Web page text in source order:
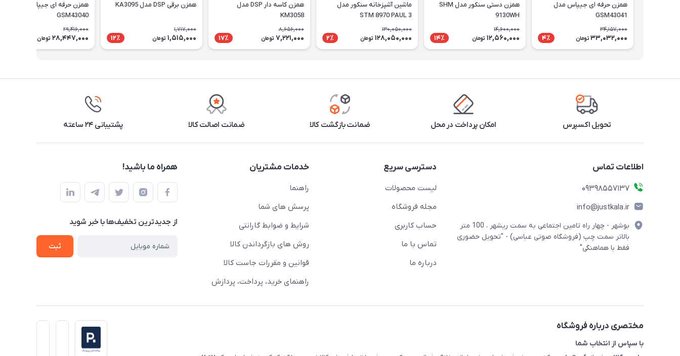
همزن حرفه ای جیپاس مدل
GSM43041
34,157,000
33,032,000 تومان 4٪
همزن دستی سنکور مدل SHM
9130WH
14,600,000
12,560,000 تومان 14٪
ماشین آشپزخانه سنکور مدل
STM 8970 PAUL 3
130,050,000
128,050,000 تومان 2٪
همزن کاسه دار DSP مدل
KM3058
8,656,000
7,221,000 تومان 17٪
همزن برقی DSP مدل KA3095
1,717,000
1,515,000 تومان 12٪
همزن حرفه ای جیپاس مدل
GSM43040
29,416,000
28,447,000 تومان
تحویل اکسپرس امکان پرداخت در محل ضمانت بازگشت کالا ضمانت اصالت کالا پشتیبانی ۲۴ ساعته
اطلاعات تماس
09398557137
info@justkala.ir
بوشهر - چهار راه تامین اجتماعی به سمت ریشهر ، 100 متر
بالاتر سمت چپ (فروشگاه صوتی عباسی) - "تحویل حضوری
فقط با هماهنگی"
دسترسی سریع
لیست محصولات
مجله فروشگاه
حساب کاربری
تماس با ما
درباره ما
خدمات مشتریان
راهنما
پرسش های شما
شرایط و ضوابط گارانتی
روش های بازگرداندن کالا
قوانین و مقررات جاست کالا
راهنمای خرید، پرداخت، پردازش
همراه ما باشید!
از جدید‌ترین تخفیف‌ها با‌ خبر شوید
ثبت
مختصری درباره فروشگاه
با سپاس از انتخاب شما